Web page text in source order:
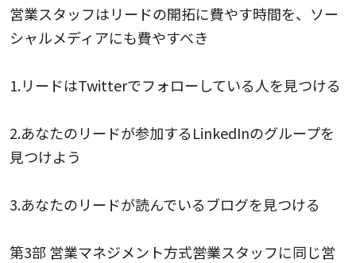
営業スタッフはリードの開拓に費やす時間を、ソー
シャルメディアにも費やすべき
1.リードはTwitterでフォローしている人を見つける
2.あなたのリードが参加するLinkedInのグループを
見つけよう
3.あなたのリードが読んでいるブログを見つける
第3部 営業マネジメント方式――営業スタッフに同じ営